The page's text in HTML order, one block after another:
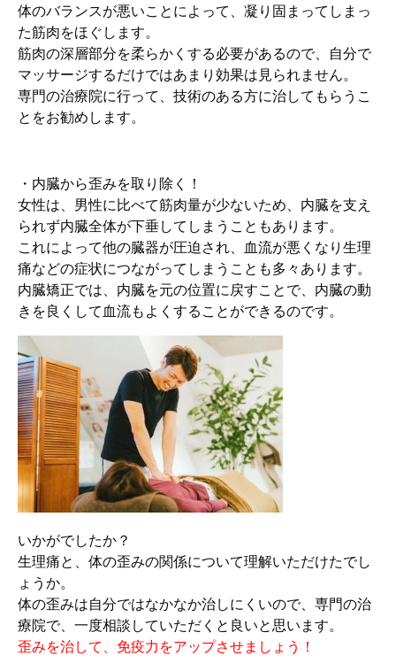
体のバランスが悪いことによって、凝り固まってしまっ
た筋肉をほぐします。
筋肉の深層部分を柔らかくする必要があるので、自分で
マッサージするだけではあまり効果は見られません。
専門の治療院に行って、技術のある方に治してもらうこ
とをお勧めします。
・内臓から歪みを取り除く！
女性は、男性に比べて筋肉量が少ないため、内臓を支え
られず内臓全体が下垂してしまうこともあります。
これによって他の臓器が圧迫され、血流が悪くなり生理
痛などの症状につながってしまうことも多々あります。
内臓矯正では、内臓を元の位置に戻すことで、内臓の動
きを良くして血流もよくすることができるのです。
いかがでしたか？
生理痛と、体の歪みの関係について理解いただけたでし
ょうか。
体の歪みは自分ではなかなか治しにくいので、専門の治
療院で、一度相談していただくと良いと思います。
歪みを治して、免疫力をアップさせましょう！